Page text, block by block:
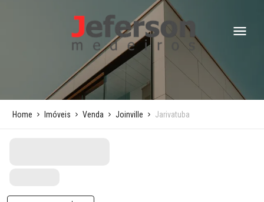
Home Imóveis Venda Joinville Jarivatuba